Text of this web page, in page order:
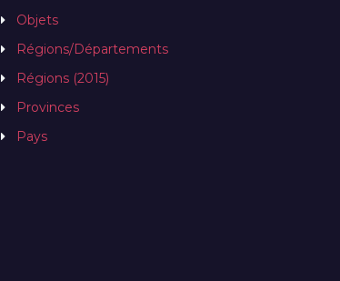
Objets
Régions/Départements
Régions (2015)
Provinces
Pays